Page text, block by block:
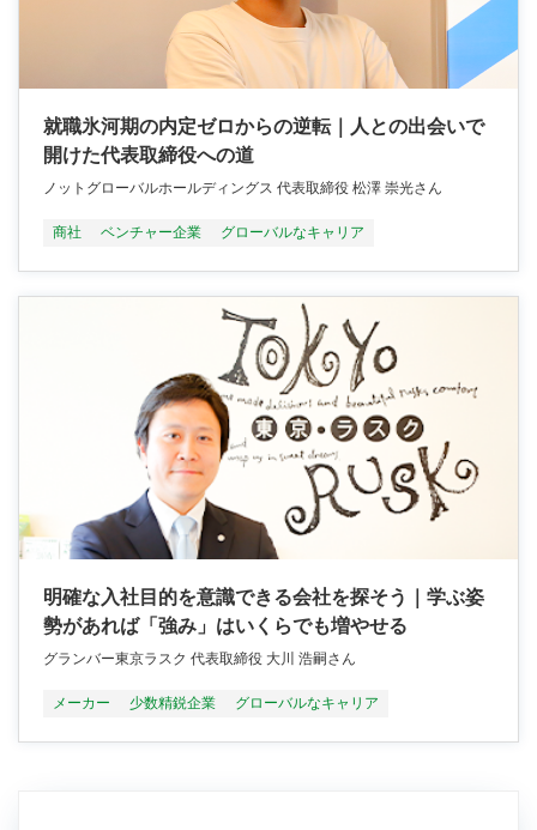
就職氷河期の内定ゼロからの逆転｜人との出会いで
開けた代表取締役への道
ノットグローバルホールディングス 代表取締役 松澤 崇光さん
商社 ベンチャー企業 グローバルなキャリア
明確な入社目的を意識できる会社を探そう｜学ぶ姿
勢があれば「強み」はいくらでも増やせる
グランバー東京ラスク 代表取締役 大川 浩嗣さん
メーカー 少数精鋭企業 グローバルなキャリア